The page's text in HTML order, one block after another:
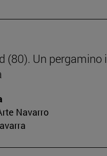
(80). Un
Navarro